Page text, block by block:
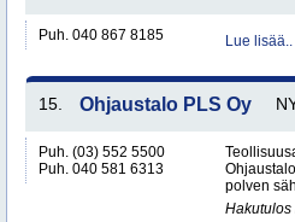
Puh. 040 867 8185 Lue lisää..
15. Ohjaustalo PLS Oy
Puh. (03) 552 5500
Puh. 040 581 6313
polven
Hakutulos